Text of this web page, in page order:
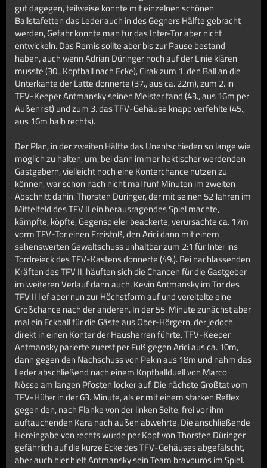
gut dagegen, teilweise konnte mit einzelnen schönen
Ballstafetten das Leder auch in des Gegners Hälfte gebracht
werden, Gefahr konnte man für das Inter-Tor aber nicht
entwickeln. Das Remis sollte aber bis zur Pause bestand
haben, auch wenn Adrian Düringer noch auf der Linie klären
musste (30., Kopfball nach Ecke), Cirak zum 1. den Ball an die
Unterkante der Latte donnerte (37., aus ca. 22m), zum 2. in
TFV-Keeper Antmansky seinen Meister fand (43., aus 16m per
Außenrist) und zum 3. das TFV-Gehäuse knapp verfehlte (45.,
aus 16m halb rechts).
Der Plan, in der zweiten Hälfte das Unentschieden so lange wie
möglich zu halten, um, bei dann immer hektischer werdenden
Gastgebern, vielleicht noch eine Konterchance nutzen zu
können, war schon nach nicht mal fünf Minuten im zweiten
Abschnitt dahin. Thorsten Düringer, der mit seinen 52 Jahren im
Mittelfeld des TFV II ein herausragendes Spiel machte,
kämpfte, köpfte, Gegenspieler beackerte, verursachte ca. 17m
vorm TFV-Tor einen Freistoß, den Arici dann mit einem
sehenswerten Gewaltschuss unhaltbar zum 2:1 für Inter ins
Tordreieck des TFV-Kastens donnerte (49.). Bei nachlassenden
Kräften des TFV II, häuften sich die Chancen für die Gastgeber
im weiteren Verlauf dann auch. Kevin Antmansky im Tor des
TFV II lief aber nun zur Höchstform auf und vereitelte eine
Großchance nach der anderen. In der 55. Minute zunächst aber
mal ein Eckball für die Gäste aus Ober-Hörgern, der jedoch
direkt in einen Konter der Hausherren führte. TFV-Keeper
Antmansky parierte zuerst per Fuß gegen Arici aus ca. 10m,
dann gegen den Nachschuss von Pekin aus 18m und nahm das
Leder abschließend nach einem Kopfballduell von Marco
Nösse am langen Pfosten locker auf. Die nächste Großtat vom
TFV-Hüter in der 63. Minute, als er mit einem starken Reflex
gegen den, nach Flanke von der linken Seite, frei vor ihm
auftauchenden Kara nach außen abwehrte. Die anschließende
Hereingabe von rechts wurde per Kopf von Thorsten Düringer
gefährlich auf die kurze Ecke des TFV-Gehäuses abgefälscht,
aber auch hier hielt Antmansky sein Team bravourös im Spiel.